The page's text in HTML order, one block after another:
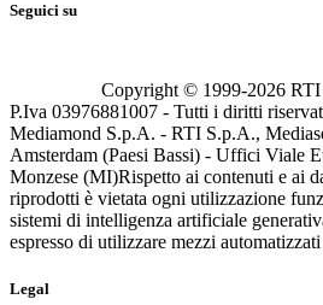
Seguici su
Copyright © 1999-2026 RTI
P.Iva 03976881007 - Tutti i diritti
Mediamond S.p.A. - RTI S.p.A.,
Amsterdam (Paesi Bassi) - Uffici Viale
Monzese (MI)Rispetto ai contenuti e ai
riprodotti è vietata ogni utilizzazione
sistemi di intelligenza artificiale
espresso di utilizzare mezzi
Legal